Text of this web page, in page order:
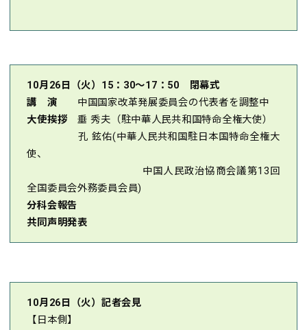
10月26日（火）15：30～17：50 閉幕式
講 演 中国国家改革発展委員会の代表者を調整中
大使挨拶垂 秀夫（駐中華人民共和国特命全権大使）
孔 鉉佑(中華人民共和国駐日本国特命全権大
使、
中国人民政治協商会議第13回
全国委員会外務委員会員)
分科会報告
共同声明発表
10月26日（火）記者会見
【日本側】